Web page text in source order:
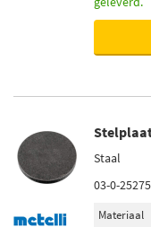
Staal
03-0-25275
Materiaal